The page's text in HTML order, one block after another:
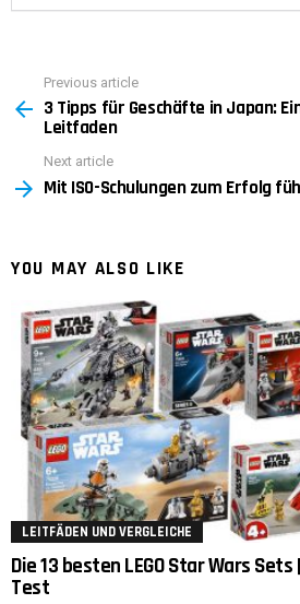
more
Previous article
3 Tipps für Geschäfte in Japan:
Leitfaden
Next article
Mit ISO-Schulungen zum Erfolg
YOU MAY ALSO LIKE
LEITFÄDEN UND VERGLEICHE
Die 13 besten LEGO Star Wars
Test